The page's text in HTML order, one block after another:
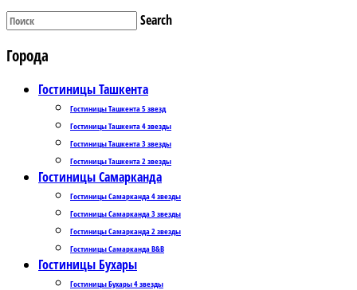
Search
Города
Гостиницы Ташкента
Гостиницы Ташкента 5 звезд
Гостиницы Ташкента 4 звезды
Гостиницы Ташкента 3 звезды
Гостиницы Ташкента 2 звезды
Гостиницы Самарканда
Гостиницы Самарканда 4 звезды
Гостиницы Самарканда 3 звезды
Гостиницы Самарканда 2 звезды
Гостиницы Самарканда B&B
Гостиницы Бухары
Гостиницы Бухары 4 звезды